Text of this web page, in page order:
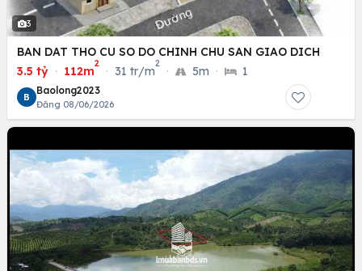
3
BAN DAT THO CU SO DO CHINH CHU SAN GIAO DICH
3.5 tỷ · 112m
2
· 31 tr/m
2
· 5m · 1
B
Baolong2023
Đăng 08/06/2026